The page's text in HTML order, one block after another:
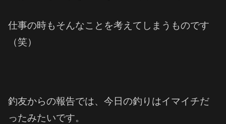
仕事の時もそんなことを考えてしまうものです
（笑）
釣友からの報告では、今日の釣りはイマイチだ
ったみたいです。